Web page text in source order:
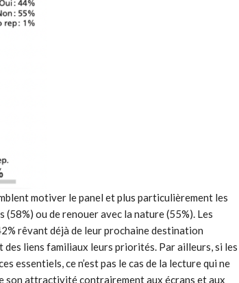
motiver le panel et plus particulièrement les
ou de renouer avec la nature (55%). Les
rêvant déjà de leur prochaine destination
liens familiaux leurs priorités. Par ailleurs, si les
essentiels, ce n’est pas le cas de la lecture qui ne
son attractivité contrairement aux écrans et aux